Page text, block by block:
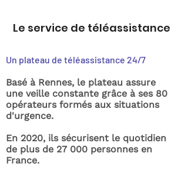
Le service de téléassistance
Un plateau de téléassistance 24/7
Basé à Rennes, le plateau assure
une veille constante grâce à ses 80
opérateurs formés aux situations
d'urgence.
En 2020, ils sécurisent le quotidien
de plus de 27 000 personnes en
France.